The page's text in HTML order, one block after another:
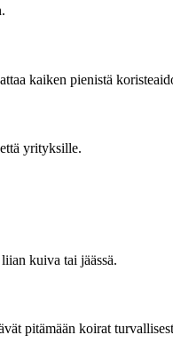
kaiken pienistä
yrityksille.
kuiva tai jäässä.
pitämään koirat